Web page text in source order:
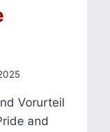
Vorurteil
and